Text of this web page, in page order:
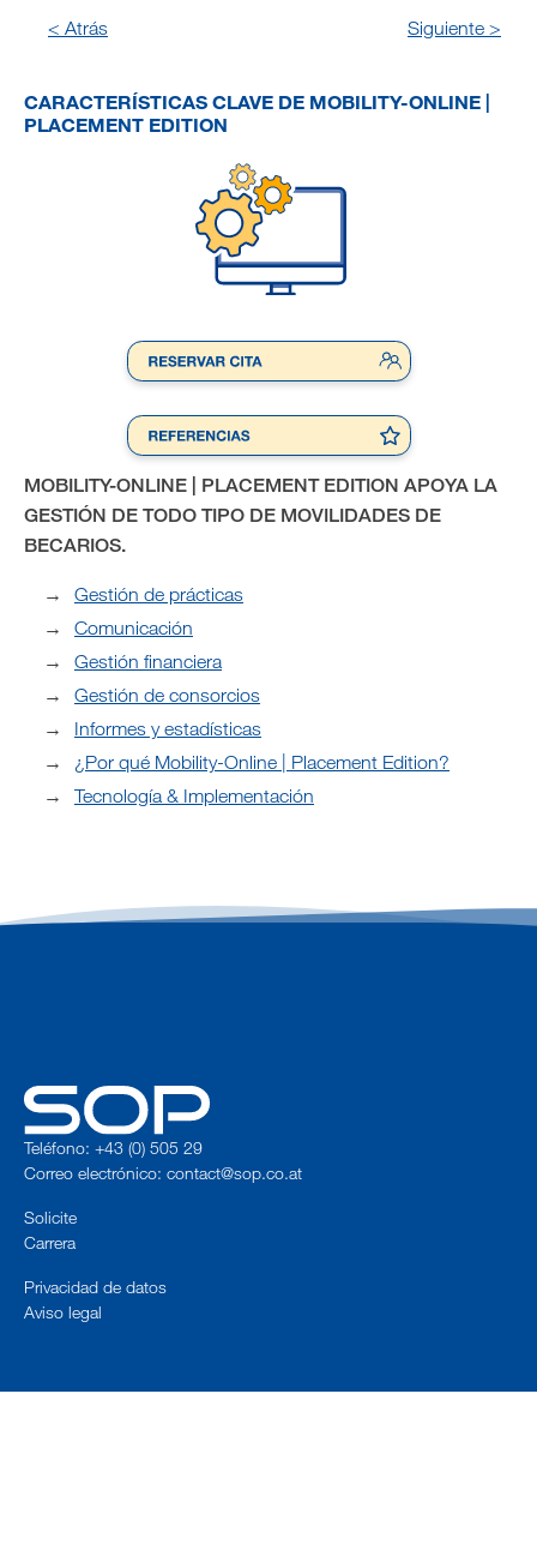
< Atrás Siguiente >
CARACTERÍSTICAS CLAVE DE MOBILITY-ONLINE |
PLACEMENT EDITION
MOBILITY-ONLINE | PLACEMENT EDITION APOYA LA
GESTIÓN DE TODO TIPO DE MOVILIDADES DE
BECARIOS.
Gestión de prácticas
Comunicación
Gestión financiera
Gestión de consorcios
Informes y estadísticas
¿Por qué Mobility-Online | Placement Edition?
Tecnología & Implementación
Teléfono: +43 (0) 505 29
Correo electrónico: contact@sop.co.at
Solicite
Carrera
Privacidad de datos
Aviso legal